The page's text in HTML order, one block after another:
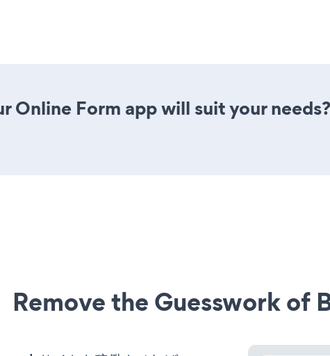
Online Form app will suit your
Remove the Guesswork of